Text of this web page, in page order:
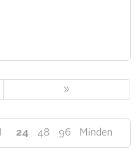
»
24 48 96 Minden